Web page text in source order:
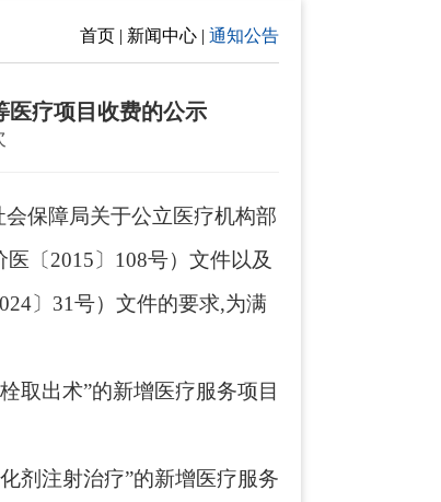
首页 | 新闻中心 |通知公告
医疗项目收费的公示
保障局关于公立医疗机构部
医〔 2015〕108号） 文件以及
24〕 31号）文件的要求,为满
取出术”的新增医疗服务项目
剂注射治疗”的新增医疗服务